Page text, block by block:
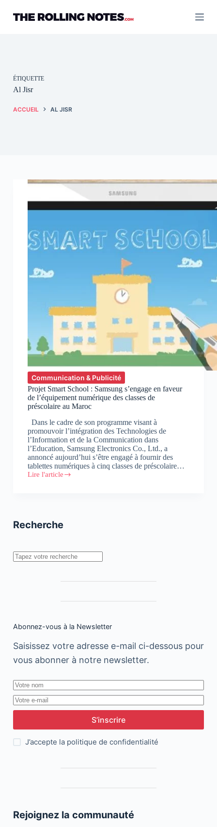
contenu
ÉTIQUETTE
Al Jisr
ACCUEIL AL JISR
Communication & Publicité
Projet Smart School : Samsung s’engage en faveur
de l’équipement numérique des classes de
préscolaire au Maroc
Dans le cadre de son programme visant à
promouvoir l’intégration des Technologies de
l’Information et de la Communication dans
l’Education, Samsung Electronics Co., Ltd., a
annoncé aujourd’hui s’être engagé à fournir des
tablettes numériques à cinq classes de préscolaire…
Lire l'article
Projet
en
l’équipement
numérique
Recherche
Rechercher
Abonnez-vous à la Newsletter
Saisissez votre adresse e-mail ci-dessous pour
vous abonner à notre newsletter.
S’inscrire
J’accepte la politique de confidentialité
Rejoignez la communauté